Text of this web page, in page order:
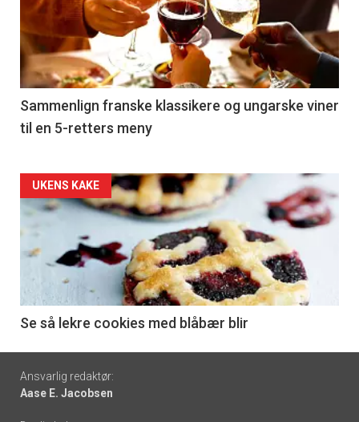
akkurat
nå
-
5
Sammenlign franske klassikere og ungarske viner
til en 5-retters meny
Forsiden
akkurat
nå
6
UKENS KAKE
Se så lekre cookies med blåbær blir
Footer
-
Ansvarlig redaktør:
Aase E. Jacobsen